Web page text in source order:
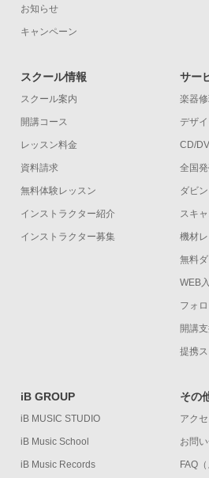
お知らせ
キャンペーン
スクール情報
スクール案内
開講コース
レッスン料金
資料請求
無料体験レッスン
インストラクター紹介
インストラクター募集
サー
楽器修
デザ
CD/
全国
ダビ
スキ
機材
無料
WEB
フォ
開講
提携
iB GROUP
iB MUSIC STUDIO
iB Music School
iB Music Records
その
アク
お問
FAQ